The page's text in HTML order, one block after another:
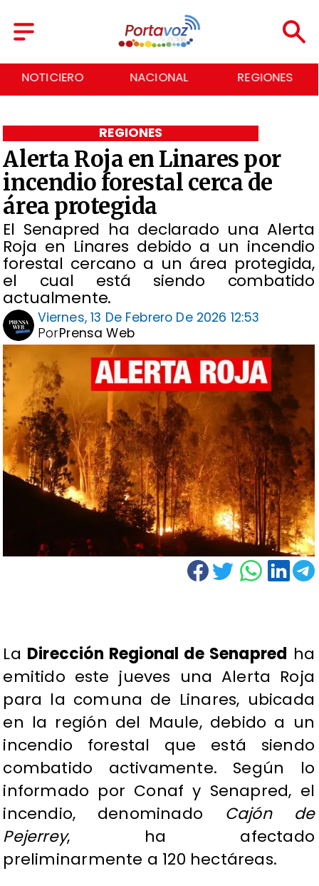
NACIONAL REGIONES
Alerta Roja en Linares por
incendio forestal cerca de
área protegida
El Senapred ha declarado una Alerta
Roja en Linares debido a un incendio
forestal cercano a un área protegida,
el cual está siendo combatido
actualmente.
REGIONES
Viernes, 13 De Febrero De 2026 12:53
Prensa Web
Por
La Dirección Regional de Senapred ha
emitido este jueves una Alerta Roja
para la comuna de Linares, ubicada
en la región del Maule, debido a un
incendio forestal que está siendo
combatido activamente. Según lo
informado por Conaf y Senapred, el
incendio, denominado Cajón de
Pejerrey, ha afectado
preliminarmente a 120 hectáreas.